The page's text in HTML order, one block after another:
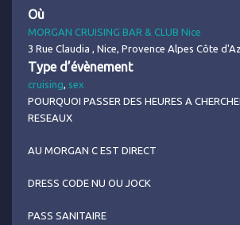
Où
MORGAN CRUISING BAR & CLUB Nice
3 Rue Claudia , Nice, Provence Alpes Côte
Type d’évènement
cruising, sex
POURQUOI PASSER DES HEURES A
RESEAUX
AU MORGAN C EST DIRECT
DRESS CODE NU OU JOCK
PASS SANITAIRE